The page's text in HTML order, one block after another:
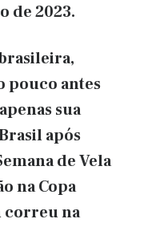
de 2023.
pouco antes
sua
após
de Vela
na Copa
correu na